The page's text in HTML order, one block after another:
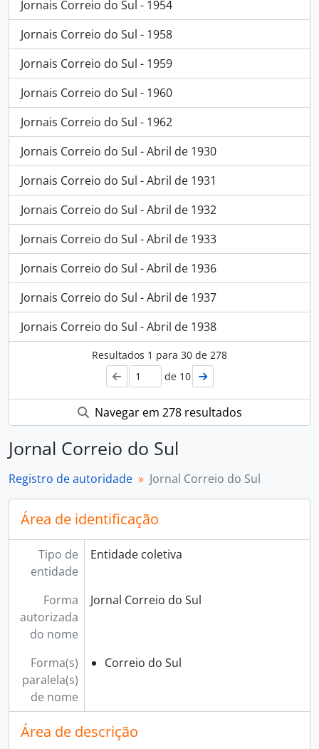
Jornais Correio do Sul - 1954
Jornais Correio do Sul - 1958
Jornais Correio do Sul - 1959
Jornais Correio do Sul - 1960
Jornais Correio do Sul - 1962
Jornais Correio do Sul - Abril de 1930
Jornais Correio do Sul - Abril de 1931
Jornais Correio do Sul - Abril de 1932
Jornais Correio do Sul - Abril de 1933
Jornais Correio do Sul - Abril de 1936
Jornais Correio do Sul - Abril de 1937
Jornais Correio do Sul - Abril de 1938
Resultados 1 para 30 de 278
de 10
Navegar em 278 resultados
Jornal Correio do Sul
Registro de autoridade Jornal Correio do Sul
Área de identificação
Tipo de
entidade
Entidade coletiva
Forma
autorizada
do nome
Jornal Correio do Sul
Forma(s)
paralela(s)
de nome
Correio do Sul
Área de descrição